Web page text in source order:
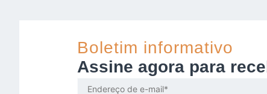
Boletim informativo
Assine agora para